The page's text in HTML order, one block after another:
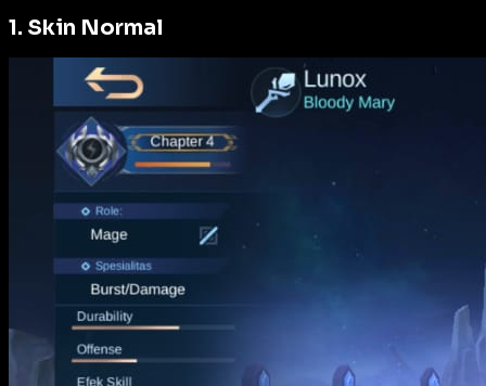
1. Skin Normal